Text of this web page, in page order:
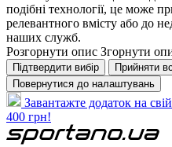
подібні технології, це може
релевантного вмісту або до
наших служб.
Розгорнути опис Згорнути
Підтвердити вибір
Прийняти
Повернутися до налаштувань
Завантажте додаток на
400 грн!